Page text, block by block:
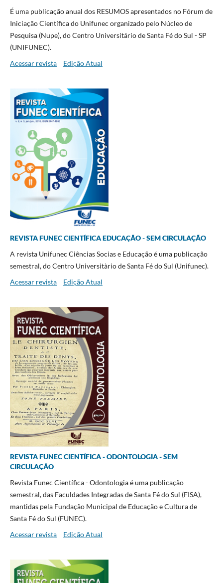
É uma publicação anual dos RESUMOS apresentados no Fórum de
Iniciação Científica do Unifunec organizado pelo Núcleo de
Pesquisa (Nupe), do Centro Universitário de Santa Fé do Sul - SP
(UNIFUNEC).
Acessar revista
Edição Atual
REVISTA FUNEC CIENTÍFICA EDUCAÇÃO - SEM CIRCULAÇÃO
A revista Unifunec Ciências Socias e Educação é uma publicação
semestral, do Centro Universitàrio de Santa Fé do Sul (Unifunec).
Acessar revista
Edição Atual
REVISTA FUNEC CIENTÍFICA - ODONTOLOGIA - SEM
CIRCULAÇÃO
Revista Funec Científica - Odontologia é uma publicação
semestral, das Faculdades Integradas de Santa Fé do Sul (FISA),
mantidas pela Fundação Municipal de Educação e Cultura de
Santa Fé do Sul (FUNEC).
Acessar revista
Edição Atual